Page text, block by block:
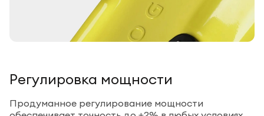
Регулировка мощности
Продуманное регулирование мощности